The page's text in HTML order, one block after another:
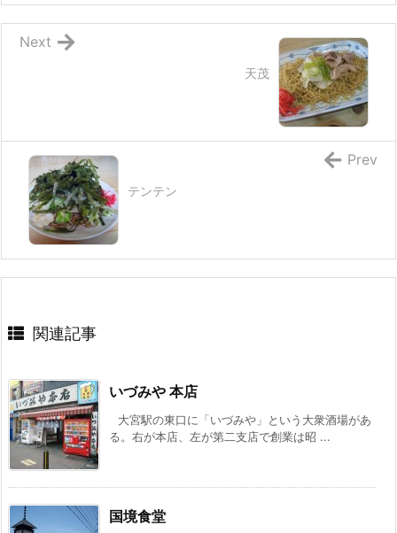
天茂
Next
テンテン
Prev
関連記事
いづみや 本店
大宮駅の東口に「いづみや」という大衆酒場があ
る。右が本店、左が第二支店で創業は昭 ...
国境食堂